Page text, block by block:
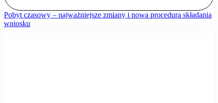
Pobyt czasowy – najważniejsze zmiany i nowa procedura składania
wniosku